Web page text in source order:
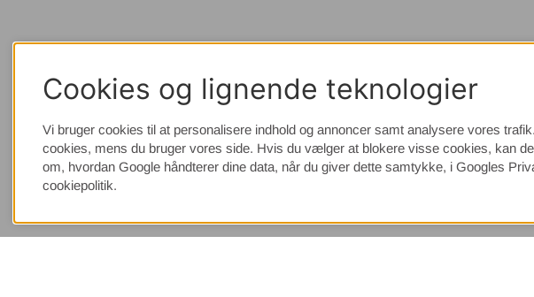
Cookies og lignende teknologier
Vi bruger cookies til at personalisere indhold og annoncer samt analysere vores
cookies, mens du bruger vores side. Hvis du vælger at blokere visse cookies, kan
om, hvordan Google håndterer dine data, når du giver dette samtykke, i Googles
cookiepolitik.